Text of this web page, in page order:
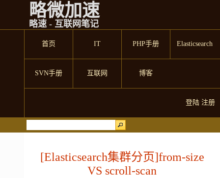
略微加速
略速 - 互联网笔记
首页 IT PHP手册 Elasticsearch
SVN手册 互联网 博客
登陆 注册
[Elasticsearch集群分页]from-size
VS scroll-scan